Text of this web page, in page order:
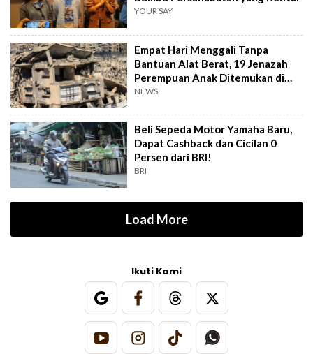
YOUR SAY
Empat Hari Menggali Tanpa
Bantuan Alat Berat, 19 Jenazah
Perempuan Anak Ditemukan di
Gaza
NEWS
Beli Sepeda Motor Yamaha Baru,
Dapat Cashback dan Cicilan 0
Persen dari BRI!
BRI
Load More
Ikuti Kami